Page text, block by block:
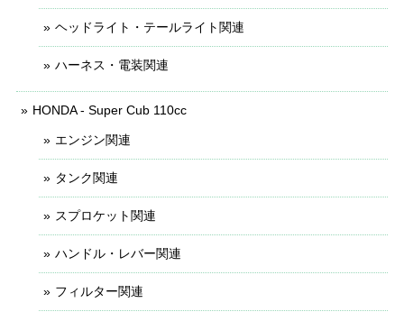
ヘッドライト・テールライト関連
ハーネス・電装関連
HONDA - Super Cub 110cc
エンジン関連
タンク関連
スプロケット関連
ハンドル・レバー関連
フィルター関連